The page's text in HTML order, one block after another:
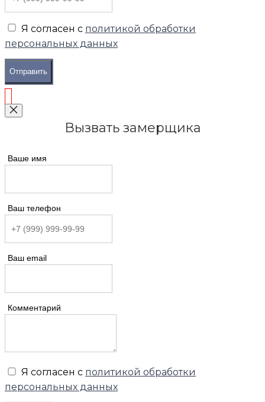
Я согласен с политикой обработки
персональных данных
Отправить
Вызвать замерщика
Ваше имя
Ваш телефон
Ваш email
Комментарий
Я согласен с политикой обработки
персональных данных